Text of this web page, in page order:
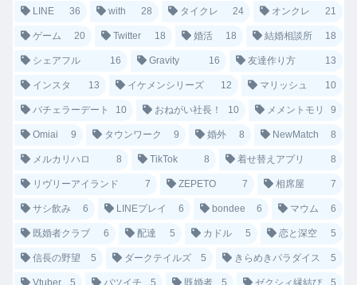
LINE 36 with 28 タイクレ 24 オンクレ 21
ゲーム 20 Twitter 18 婚活 18 結婚相談所 18
シェアフル 16 Gravity 16 友達作り方 13
インスタ 13 イケメンシリーズ 12 マリッシュ 10
バチェラーデート 10 おねがい社長！ 10 メメントモリ 9
Omiai 9 タウンワーク 9 婚外 8 NewMatch 8
メルカリハロ 8 TikTok 8 着せ替えアプリ 8
リヴリーアイランド 7 ZEPETO 7 相席屋 7
サシ飲み 6 LINEプレイ 6 bondee 6 マウム 6
既婚者クラブ 6 配達 5 カドル 5 恋と深空 5
信長の野望 5 ダークテイルズ 5 きらめきパラダイス 5
Vtuber 5 バツイチ 5 既婚者 5 ゼクシィ縁結び 5